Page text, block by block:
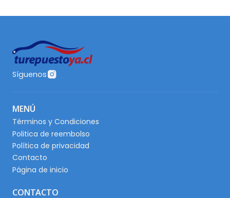
Síguenos
MENÚ
Términos y Condiciones
Politica de reembolso
Política de privacidad
Contacto
Página de inicio
CONTACTO